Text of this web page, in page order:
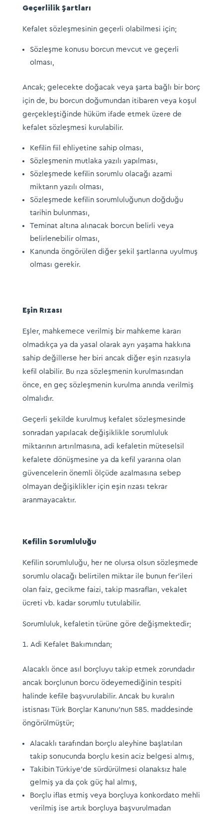
Geçerlilik Şartları
Kefalet sözleşmesinin geçerli olabilmesi için;
Sözleşme konusu borcun mevcut ve geçerli
olması,
Ancak; gelecekte doğacak veya şarta bağlı bir borç
için de, bu borcun doğumundan itibaren veya koşul
gerçekleştiğinde hüküm ifade etmek üzere de
kefalet sözleşmesi kurulabilir.
Kefilin fiil ehliyetine sahip olması,
Sözleşmenin mutlaka yazılı yapılması,
Sözleşmede kefilin sorumlu olacağı azami
miktarın yazılı olması,
Sözleşmede kefilin sorumluluğunun doğduğu
tarihin bulunması,
Teminat altına alınacak borcun belirli veya
belirlenebilir olması,
Kanunda öngörülen diğer şekil şartlarına uyulmuş
olması gerekir.
Eşin Rızası
Eşler, mahkemece verilmiş bir mahkeme kararı
olmadıkça ya da yasal olarak ayrı yaşama hakkına
sahip değillerse her biri ancak diğer eşin rızasıyla
kefil olabilir. Bu rıza sözleşmenin kurulmasından
önce, en geç sözleşmenin kurulma anında verilmiş
olmalıdır.
Geçerli şekilde kurulmuş kefalet sözleşmesinde
sonradan yapılacak değişiklikle sorumluluk
miktarının artırılmasına, adi kefaletin müteselsil
kefalete dönüşmesine ya da kefil yararına olan
güvencelerin önemli ölçüde azalmasına sebep
olmayan değişiklikler için eşin rızası tekrar
aranmayacaktır.
Kefilin Sorumluluğu
Kefilin sorumluluğu, her ne olursa olsun sözleşmede
sorumlu olacağı belirtilen miktar ile bunun fer’ileri
olan faiz, gecikme faizi, takip masrafları, vekalet
ücreti vb. kadar sorumlu tutulabilir.
Sorumluluk, kefaletin türüne göre değişmektedir;
Adi Kefalet Bakımından;
Alacaklı önce asıl borçluyu takip etmek zorundadır
ancak borçlunun borcu ödeyemediğinin tespiti
halinde kefile başvurulabilir. Ancak bu kuralın
istisnası Türk Borçlar Kanunu’nun 585. maddesinde
öngörülmüştür;
Alacaklı tarafından borçlu aleyhine başlatılan
takip sonucunda borçlu kesin aciz belgesi almış,
Takibin Türkiye’de sürdürülmesi olanaksız hale
gelmiş ya da çok güç hal almış,
Borçlu iflas etmiş veya borçluya konkordato mehli
verilmiş ise artık borçluya başvurulmadan